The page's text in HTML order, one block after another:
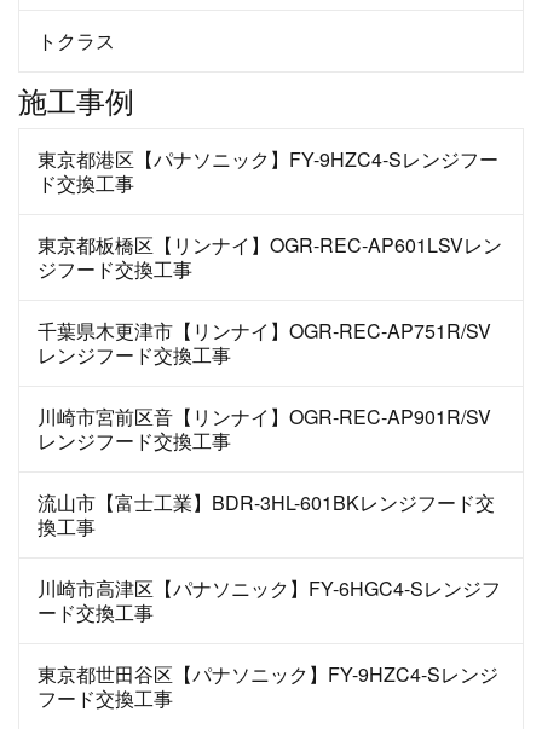
トクラス
施工事例
東京都港区【パナソニック】FY-9HZC4-Sレンジフー
ド交換工事
東京都板橋区【リンナイ】OGR-REC-AP601LSVレン
ジフード交換工事
千葉県木更津市【リンナイ】OGR-REC-AP751R/SV
レンジフード交換工事
川崎市宮前区音【リンナイ】OGR-REC-AP901R/SV
レンジフード交換工事
流山市【富士工業】BDR-3HL-601BKレンジフード交
換工事
川崎市高津区【パナソニック】FY-6HGC4-Sレンジフ
ード交換工事
東京都世田谷区【パナソニック】FY-9HZC4-Sレンジ
フード交換工事